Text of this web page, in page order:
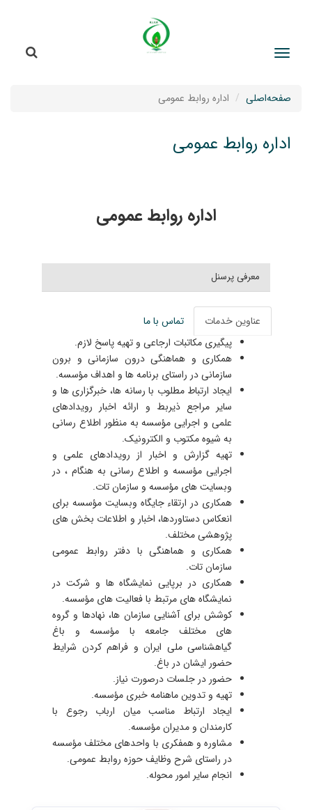
صفحه‌اصلی اداره روابط عمومی
اداره روابط عمومی
اداره روابط عمومی
معرفی پرسنل
عناوین خدمات
تماس با ما
پیگیری مکاتبات ارجاعی و تهیه پاسخ لازم.
همکاری و هماهنگی درون سازمانی و برون
سازمانی در راستای برنامه ها و اهداف مؤسسه.
ایجاد ارتباط مطلوب با رسانه ها، خبرگزاری ها و
سایر مراجع ذیربط و ارائه اخبار رویدادهای
علمی و اجرایی مؤسسه به منظور اطلاع رسانی
به شیوه مکتوب و الکترونیک.
تهیه گزارش و اخبار از رویدادهای علمی و
اجرایی مؤسسه و اطلاع رسانی به هنگام ، در
وبسایت های مؤسسه و سازمان تات.
همکاری در ارتقاء جایگاه وبسایت مؤسسه برای
انعکاس دستاوردها، اخبار و اطلاعات بخش های
پژوهشی مختلف.
همکاری و هماهنگی با دفتر روابط عمومی
سازمان تات.
همکاری در برپایی نمایشگاه ها و شرکت در
نمایشگاه های مرتبط با فعالیت های مؤسسه.
کوشش برای آشنایی سازمان ها، نهادها و گروه
های مختلف جامعه با مؤسسه و باغ
گیاهشناسی ملی ایران و فراهم کردن شرایط
حضور ایشان در باغ.
حضور در جلسات درصورت نیاز.
تهیه و تدوین ماهنامه خبری مؤسسه.
ایجاد ارتباط مناسب میان ارباب رجوع با
کارمندان و مدیران مؤسسه.
مشاوره و همفکری با واحدهای مختلف مؤسسه
در راستای شرح وظایف حوزه روابط عمومی.
انجام سایر امور محوله.